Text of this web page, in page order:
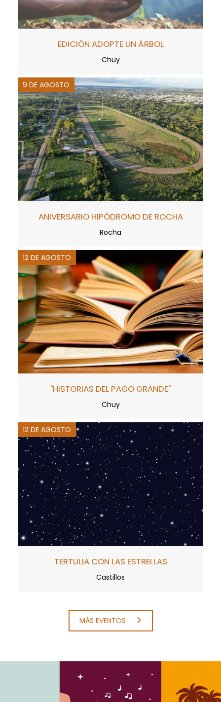
EDICIÓN ADOPTE UN ÁRBOL
Chuy
9 DE AGOSTO
ANIVERSARIO HIPÓDROMO DE ROCHA
Rocha
12 DE AGOSTO
"HISTORIAS DEL PAGO GRANDE"
Chuy
12 DE AGOSTO
TERTULIA CON LAS ESTRELLAS
Castillos
MÁS EVENTOS